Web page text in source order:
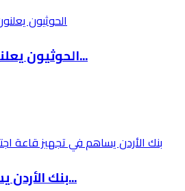
الحوثيون يعلنون استهداف ناقلة نفط سعودية في ا...
بنك الأردن يساهم في تجهيز قاعة اجتماعات بمبنى...